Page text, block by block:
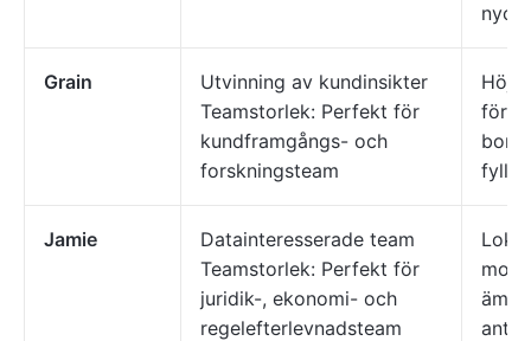
Grain
Utvinning av kundinsikter
Teamstorlek: Perfekt för
kundframgångs- och
forskningsteam
för
Jamie
Datainteresserade team
Teamstorlek: Perfekt för
juridik-, ekonomi- och
regelefterlevnadsteam